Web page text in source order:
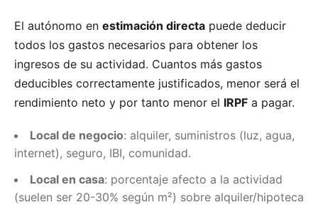
El autónomo en estimación directa puede deducir
todos los gastos necesarios para obtener los
ingresos de su actividad. Cuantos más gastos
deducibles correctamente justificados, menor será el
rendimiento neto y por tanto menor el IRPF a pagar.
Local de negocio: alquiler, suministros (luz, agua,
internet), seguro, IBI, comunidad.
Local en casa: porcentaje afecto a la actividad
(suelen ser 20-30% según m²) sobre alquiler/hipoteca